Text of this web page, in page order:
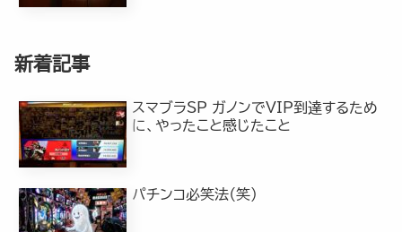
新着記事
スマブラSP ガノンでVIP到達するため
に、やったこと感じたこと
パチンコ必笑法（笑）